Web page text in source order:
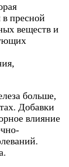
в пресной
веществ и
больше,
Добавки
влияние